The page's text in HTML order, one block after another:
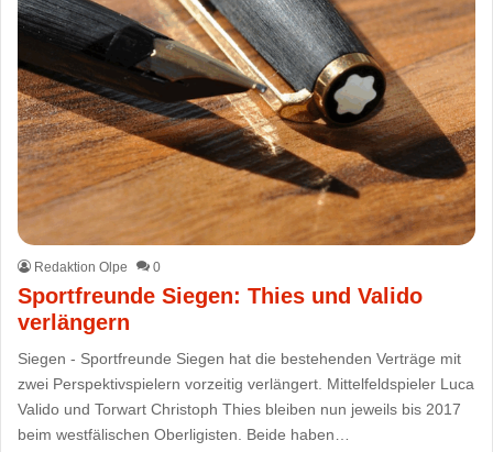
Redaktion Olpe 0
Sportfreunde Siegen: Thies und Valido
verlängern
Siegen - Sportfreunde Siegen hat die bestehenden Verträge mit
zwei Perspektivspielern vorzeitig verlängert. Mittelfeldspieler Luca
Valido und Torwart Christoph Thies bleiben nun jeweils bis 2017
beim westfälischen Oberligisten. Beide haben…